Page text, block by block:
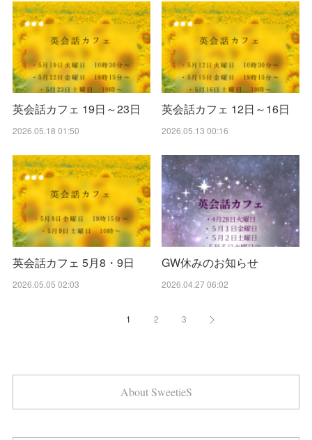
英会話カフェ 19日～23日
2026.05.18 01:50
英会話カフェ 12日～16日
2026.05.13 00:16
英会話カフェ 5月8・9日
2026.05.05 02:03
GW休みのお知らせ
2026.04.27 06:02
1 2 3
About SweetieS